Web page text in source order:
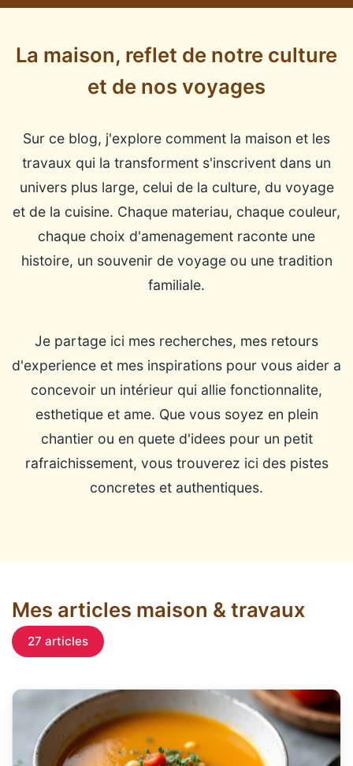
La maison, reflet de notre culture
et de nos voyages
Sur ce blog, j'explore comment la maison et les
travaux qui la transforment s'inscrivent dans un
univers plus large, celui de la culture, du voyage
et de la cuisine. Chaque materiau, chaque couleur,
chaque choix d'amenagement raconte une
histoire, un souvenir de voyage ou une tradition
familiale.
Je partage ici mes recherches, mes retours
d'experience et mes inspirations pour vous aider a
concevoir un intérieur qui allie fonctionnalite,
esthetique et ame. Que vous soyez en plein
chantier ou en quete d'idees pour un petit
rafraichissement, vous trouverez ici des pistes
concretes et authentiques.
Mes articles maison & travaux
27 articles